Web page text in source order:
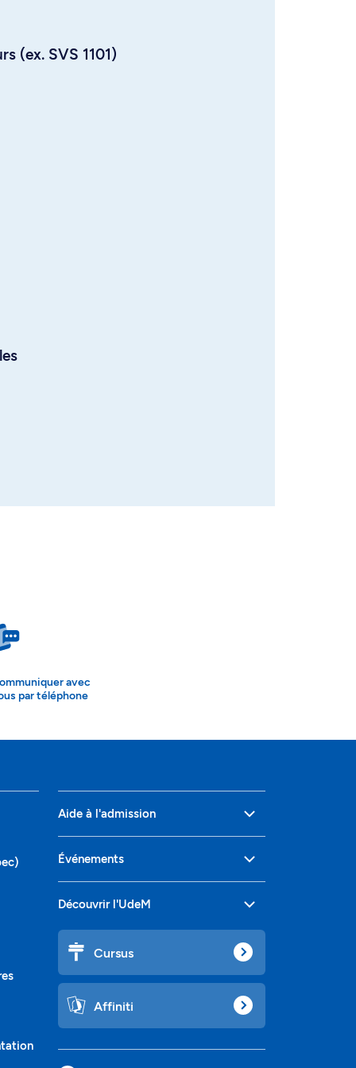
(ex. SVS 1101)
avec
par téléphone
Aide à l'admission
Événements
Découvrir l'UdeM
Cursus
Affiniti